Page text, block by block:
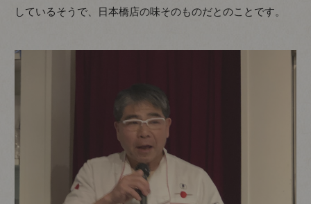
しているそうで、日本橋店の味そのものだとのことです。